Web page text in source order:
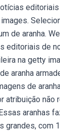
editoriais
de aranha.
editoriais de
na getty
aranha
de
atribuição não
aranhas
grandes, com